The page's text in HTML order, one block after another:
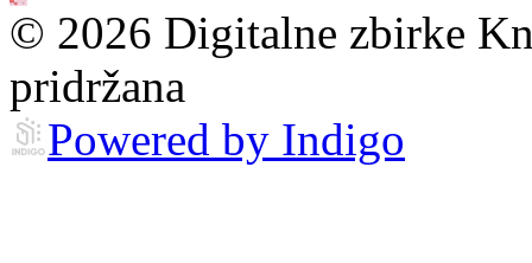
© 2026 Digitalne zbirke
pridržana
Powered by Indigo